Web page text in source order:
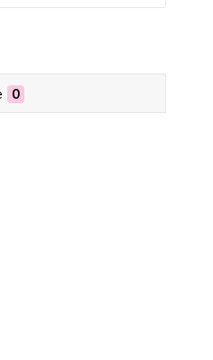
0